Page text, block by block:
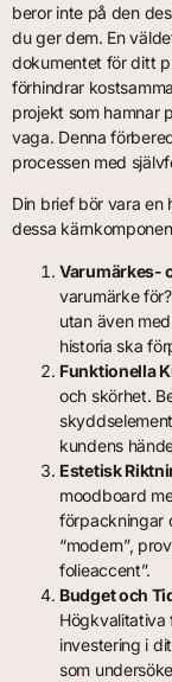
beror inte på den
du ger dem. En
dokumentet för ditt
förhindrar
projekt som hamnar
vaga. Denna
processen med
Din brief bör vara en
dessa
Varumärkes-
varumärke
utan även
historia ska
Funktionella
och skörhet.
kundens
Estetisk
moodboard
förpackningar
“modern”,
folieaccent”.
Budget och
Högkvalitativa
investering i
som